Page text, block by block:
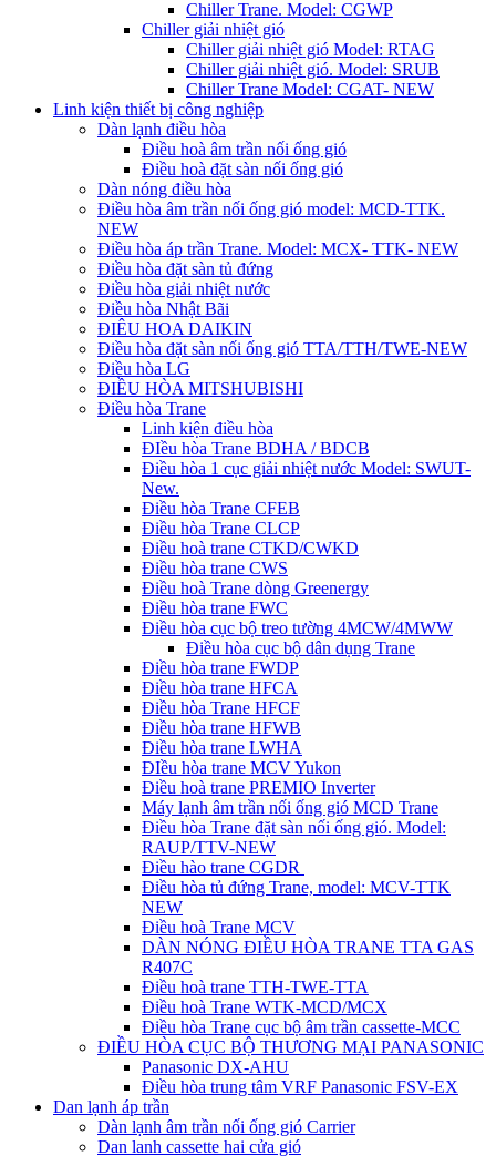
Chiller Trane. Model: CGWP
Chiller giải nhiệt gió
Chiller giải nhiệt gió Model: RTAG
Chiller giải nhiệt gió. Model: SRUB
Chiller Trane Model: CGAT- NEW
Linh kiện thiết bị công nghiệp
Dàn lạnh điều hòa
Điều hoà âm trần nối ống gió
Điều hoà đặt sàn nối ống gió
Dàn nóng điều hòa
Điều hòa âm trần nối ống gió model: MCD-TTK.
NEW
Điều hòa áp trần Trane. Model: MCX- TTK- NEW
Điều hòa đặt sàn tủ đứng
Điều hòa giải nhiệt nước
Điều hòa Nhật Bãi
ĐIÊU HOA DAIKIN
Điều hòa đặt sàn nối ống gió TTA/TTH/TWE-NEW
Điều hòa LG
ĐIỀU HÒA MITSHUBISHI
Điều hòa Trane
Linh kiện điều hòa
ĐIều hòa Trane BDHA / BDCB
Điều hòa 1 cục giải nhiệt nước Model: SWUT-
New.
Điều hòa Trane CFEB
Điều hòa Trane CLCP
Điều hoà trane CTKD/CWKD
Điều hòa trane CWS
Điều hoà Trane dòng Greenergy
Điều hòa trane FWC
Điều hòa cục bộ treo tường 4MCW/4MWW
Điều hòa cục bộ dân dụng Trane
Điều hòa trane FWDP
Điều hòa trane HFCA
Điều hòa Trane HFCF
Điều hòa trane HFWB
Điều hòa trane LWHA
ĐIều hòa trane MCV Yukon
Điều hoà trane PREMIO Inverter
Máy lạnh âm trần nối ống gió MCD Trane
Điều hòa Trane đặt sàn nối ống gió. Model:
RAUP/TTV-NEW
Điều hào trane CGDR
Điều hòa tủ đứng Trane, model: MCV-TTK
NEW
Điều hoà Trane MCV
DÀN NÓNG ĐIỀU HÒA TRANE TTA GAS
R407C
Điều hoà trane TTH-TWE-TTA
Điều hoà Trane WTK-MCD/MCX
Điều hòa Trane cục bộ âm trần cassette-MCC
ĐIỀU HÒA CỤC BỘ THƯƠNG MẠI PANASONIC
Panasonic DX-AHU
Điều hòa trung tâm VRF Panasonic FSV-EX
Dan lạnh áp trần
Dàn lạnh âm trần nối ống gió Carrier
Dan lanh cassette hai cửa gió